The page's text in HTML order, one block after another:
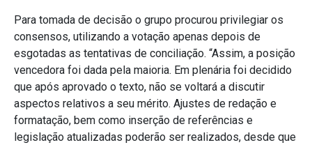
Para tomada de decisão o grupo procurou privilegiar os
consensos, utilizando a votação apenas depois de
esgotadas as tentativas de conciliação. “Assim, a posição
vencedora foi dada pela maioria. Em plenária foi decidido
que após aprovado o texto, não se voltará a discutir
aspectos relativos a seu mérito. Ajustes de redação e
formatação, bem como inserção de referências e
legislação atualizadas poderão ser realizados, desde que